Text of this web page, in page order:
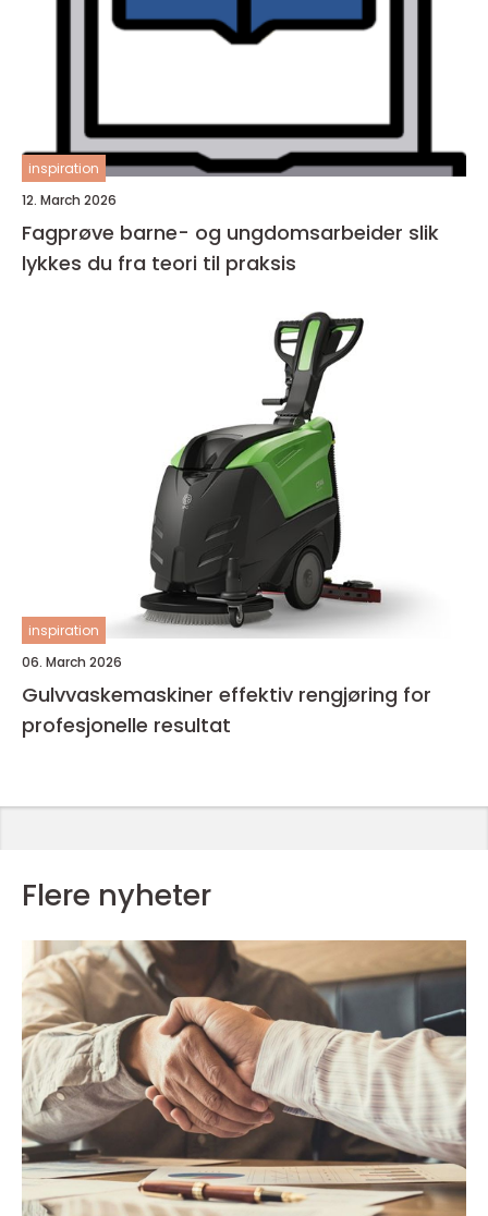
inspiration
12. March 2026
Fagprøve barne- og ungdomsarbeider slik
lykkes du fra teori til praksis
inspiration
06. March 2026
Gulvvaskemaskiner effektiv rengjøring for
profesjonelle resultat
Flere nyheter